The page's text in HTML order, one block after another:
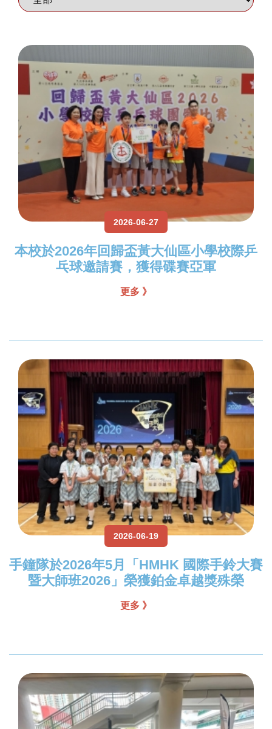
2026-06-27
本校於2026年回歸盃黃大仙區小學校際乒
乓球邀請賽，獲得碟賽亞軍
更多 》
2026-06-19
手鐘隊於2026年5月「HMHK 國際手鈴大賽
暨大師班2026」榮獲鉑金卓越獎殊榮
更多 》